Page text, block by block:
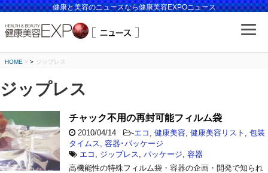
健康と美容のニュースなら健康美容EXPOニュース
HOME > ジップレス
ジップレス
チャック不用の再封可能フィルム袋
2010/04/14 -エコ 健康美容 健康美容リスト
包装
タイムス
容器･パッケージ
エコ
ジップレス パッケージ 容器
高機能性の特殊フィルム袋・容器の企画・開発で知られ